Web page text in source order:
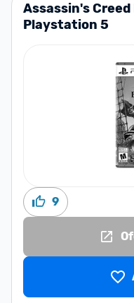
Assassin's
Playstation 5
9